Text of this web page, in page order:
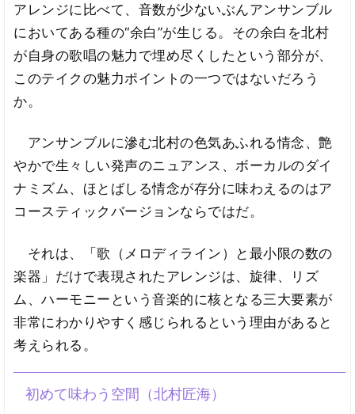
アレンジに比べて、音数が少ないぶんアンサンブル
においてある種の“余白”が生じる。その余白を北村
が自身の歌唱の魅力で埋め尽くしたという部分が、
このテイクの魅力ポイントの一つではないだろう
か。
アンサンブルに滲む北村の色気あふれる情念、艶
やかで生々しい発声のニュアンス、ボーカルのダイ
ナミズム、ほとばしる情念が存分に味わえるのはア
コースティックバージョンならではだ。
それは、「歌（メロディライン）と最小限の数の
楽器」だけで表現されたアレンジは、旋律、リズ
ム、ハーモニーという音楽的に核となる三大要素が
非常にわかりやすく感じられるという理由があると
考えられる。
初めて味わう空間（北村匠海）